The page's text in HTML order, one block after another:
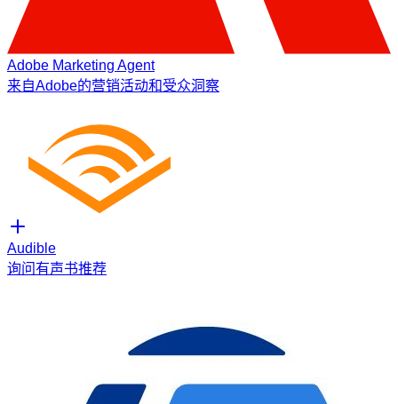
Adobe Marketing Agent
来自Adobe的营销活动和受众洞察
Audible
询问有声书推荐